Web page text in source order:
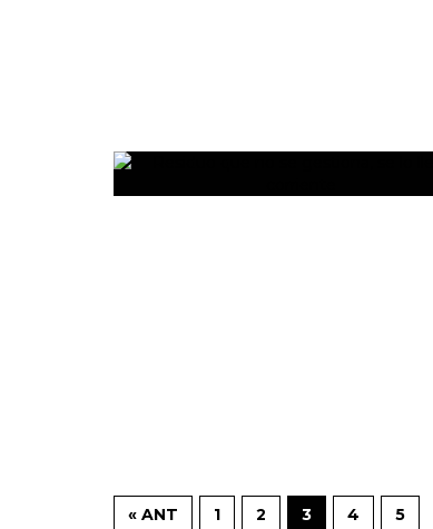
« ANT 1 2 3 4 5